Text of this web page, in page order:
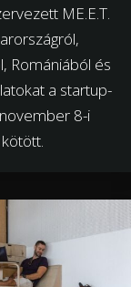
ME.E.T.
Romániából és
a startup-
8-i